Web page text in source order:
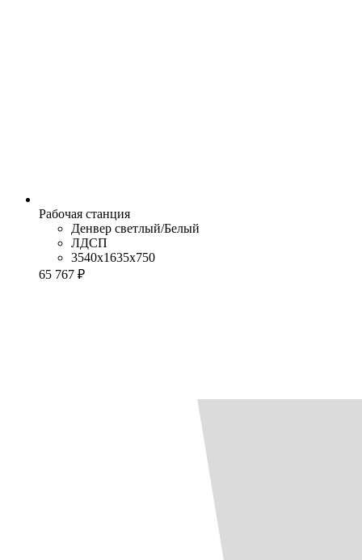
Рабочая станция
Денвер светлый/Белый
ЛДСП
3540x1635x750
65 767 ₽